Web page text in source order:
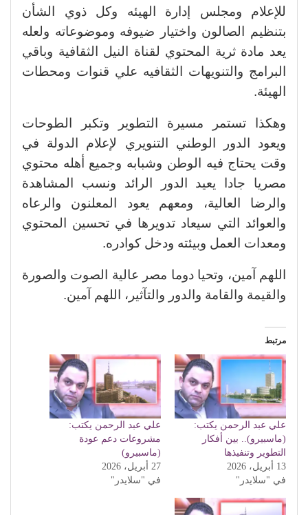
للإعلام ومجلس إدارة الهيئه وكل ذوي الشأن
بتنظيم الصالون واختيار ضيوفه وموضوعاته ولعله
يعد مادة ثرية المحتوي لقناة النيل الثقافية وباقي
البرامج والتنويهات الثقافيه علي قنوات ومحطات
الهيئة.
وهكذا تستمر مسيرة التطوير وتكبر الطوحات
ويعود الدور الوطني التنويري لإعلام الدولة في
وقت يحتاج فيه الوطن وشبابه وجميع أهله محتوي
مصريا جادا يعيد الدور الرائد ونسب المشاهدة
والرضا العالية، ومعهم يعود المعلنون والرعاه
والعوائد التي سيعاد تدويرها في تحسين المحتوي
ومعدات العمل وبيئته ودخل كوادره.
اللهم آمين، وتحيا دوما مصر عالية الصوت والصورة
والقيمة والقامة والدور والتآثير، اللهم آمين.
مرتبط
علي عبد الرحمن يكتب:
(ماسبيرو).. بين أفكار
التطوير وتنفيذها
13 أبريل، 2026
في "سلايدر"
علي عبد الرحمن يكتب:
مشروعات دعم عودة
(ماسبيرو)
27 أبريل، 2026
في "سلايدر"